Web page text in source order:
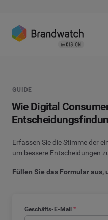
Geschäfts-E-Mail *
GUIDE
Wie Digital
Erfassen Sie die Stimme der
um bessere Entscheidungen
Füllen Sie das Formular aus,